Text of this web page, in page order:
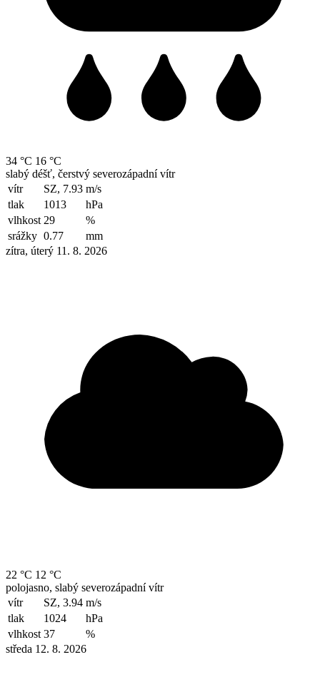
34 °C 16 °C
slabý déšť, čerstvý severozápadní vítr
vítr
SZ, 7.93 m/s
tlak
1013
hPa
vlhkost 29
%
srážky 0.77
mm
zítra, úterý 11. 8. 2026
22 °C 12 °C
polojasno, slabý severozápadní vítr
vítr
SZ, 3.94 m/s
tlak
1024
hPa
vlhkost 37
%
středa 12. 8. 2026